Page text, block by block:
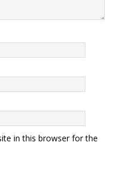
in this browser for the